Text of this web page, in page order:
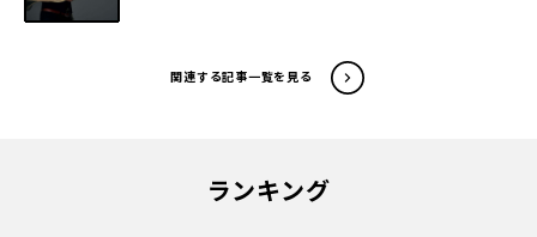
関連する記事一覧を見る
ランキング